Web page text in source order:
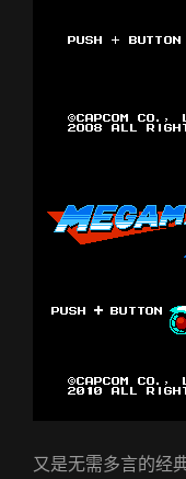
又是无需多言的经